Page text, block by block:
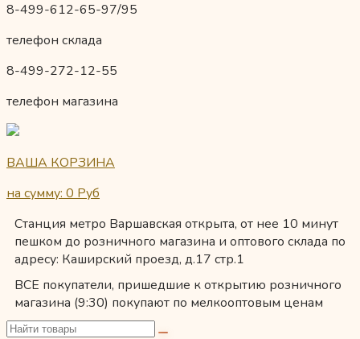
8-499-612-65-97/95
телефон склада
8-499-272-12-55
телефон магазина
ВАША КОРЗИНА
на сумму: 0 Руб
Станция метро Варшавская открыта, от нее 10 минут
пешком до розничного магазина и оптового склада по
адресу: Каширский проезд, д.17 стр.1
ВСЕ покупатели, пришедшие к открытию розничного
магазина (9:30) покупают по мелкооптовым ценам